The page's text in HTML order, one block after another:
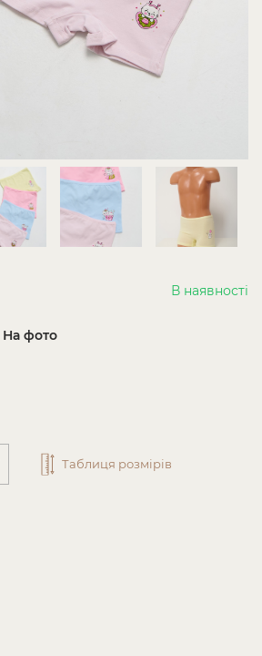
В наявності
На фото
Таблиця розмірів